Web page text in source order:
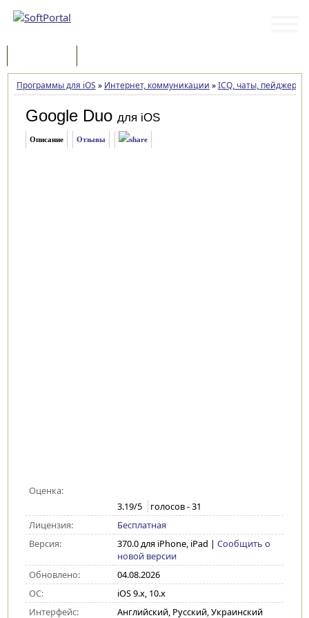
Программы для iOS » Интернет, коммуникации »ICQ, чаты, пейджеры
Google Duo для iOS
Описание Отзывы
Оценка:
3.19/5 голосов -31
Лицензия:
Бесплатная
Версия:
370.0 для iPhone, iPad | Сообщить о
новой версии
Обновлено:
04.08.2026
ОС:
iOS 9.x, 10.x
Интерфейс:
Английский, Русский, Украинский